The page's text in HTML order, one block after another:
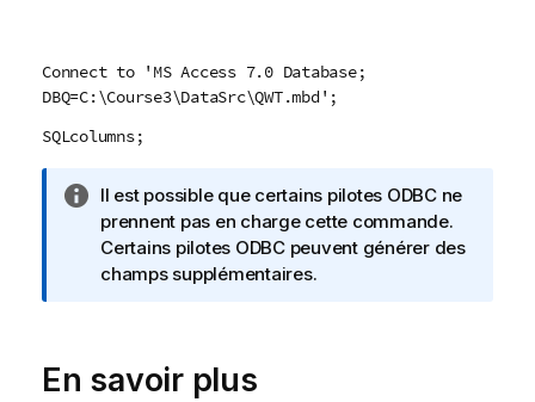
Connect to 'MS Access 7.0 Database;
DBQ=C:\Course3\DataSrc\QWT.mbd';
SQLcolumns;
N
o
t
e
o
Il est possible que certains pilotes ODBCne
prennent pas en charge cette commande.
Certains pilotes ODBCpeuvent générer des
champs supplémentaires.
En savoir plus